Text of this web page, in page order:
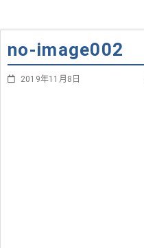
no-image002
2019年11月8日